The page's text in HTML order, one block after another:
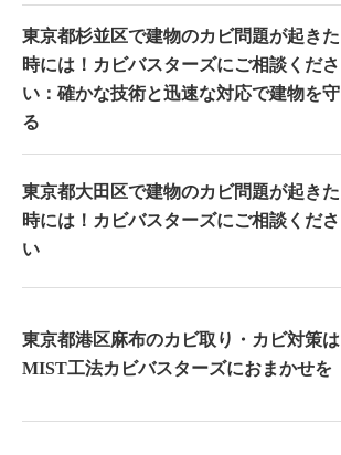
東京都杉並区で建物のカビ問題が起きた
時には！カビバスターズにご相談くださ
い：確かな技術と迅速な対応で建物を守
る
東京都大田区で建物のカビ問題が起きた
時には！カビバスターズにご相談くださ
い
東京都港区麻布のカビ取り・カビ対策は
MIST工法カビバスターズにおまかせを